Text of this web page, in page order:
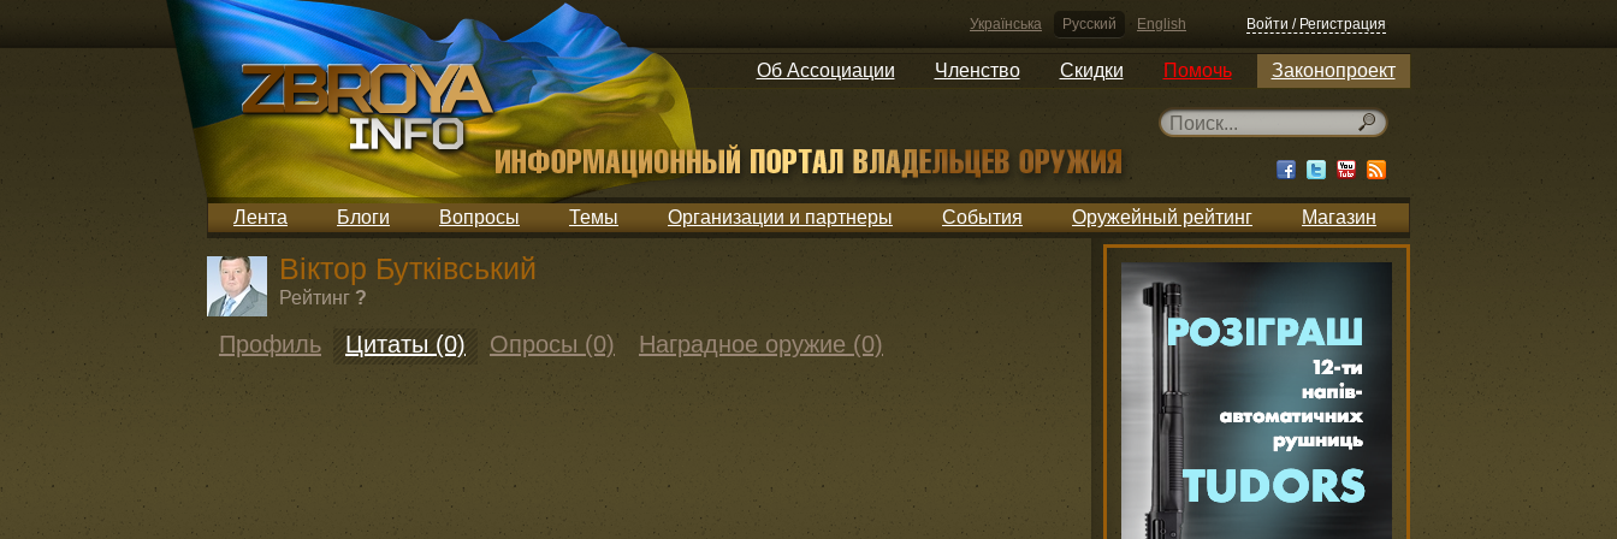
Українська Русский English Войти / Регистрация
Об Ассоциации Членство Скидки Помочь Законопроект
Лента Блоги Вопросы Темы Организации и партнеры События Оружейный рейтинг Магазин
Віктор Бутківський
Рейтинг ?
Профиль Цитаты (0) Опросы (0) Наградное оружие (0)